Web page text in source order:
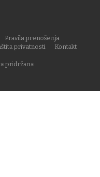
pridržana.
Pravila prenošenja
privatnosti
Kontakt